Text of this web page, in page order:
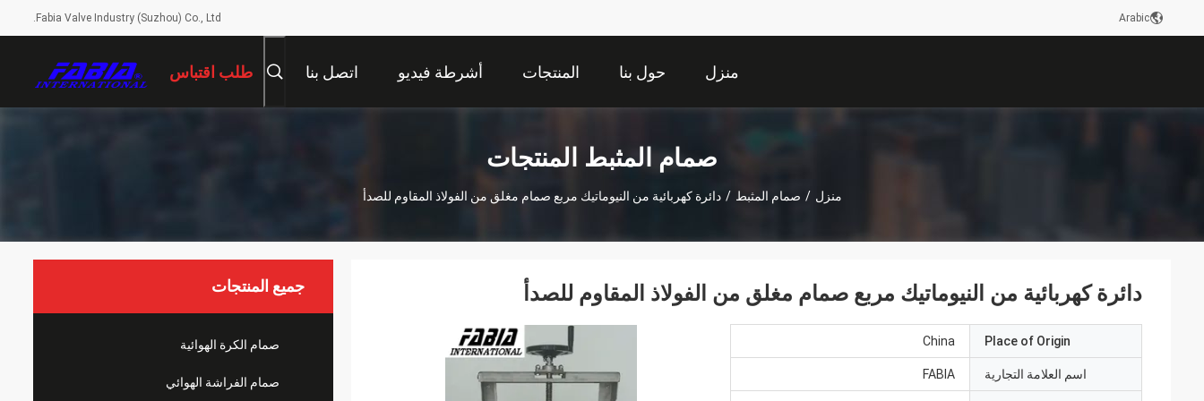
Fabia Valve Industry (Suzhou) Co., Ltd. Arabic
منزل حول بنا المنتجات أشرطة فيديو اتصل بنا طلب اقتباس
صمام المثبط المنتجات
منزل / صمام المثبط / دائرة كهربائية من النيوماتيك مربع صمام مغلق من الفولاذ المقاوم للصدأ
جميع المنتجات
صمام الكرة الهوائية
صمام الفراشة الهوائي
دائرة كهربائية من النيوماتيك مربع صمام مغلق من الفولاذ المقاوم للصدأ
Place of Origin
China
اسم العلامة التجارية FABIA